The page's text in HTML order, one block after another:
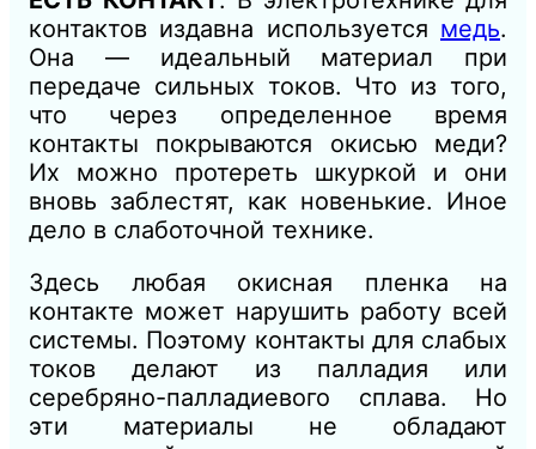
контактов издавна используется медь.
Она — идеальный материал при
передаче сильных токов. Что из того,
что через определенное время
контакты покрываются окисью меди?
Их можно протереть шкуркой и они
вновь заблестят, как новенькие. Иное
дело в слаботочной технике.
Здесь любая окисная пленка на
контакте может нарушить работу всей
системы. Поэтому контакты для слабых
токов делают из палладия или
серебряно-палладиевого сплава. Но
эти материалы не обладают